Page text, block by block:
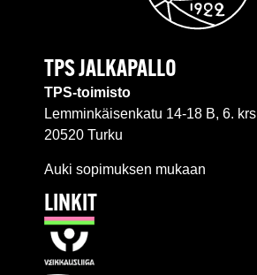
TPS JALKAPALLO
TPS-toimisto
Lemminkäisenkatu 14-18 B, 6. krs
20520 Turku
Auki sopimuksen mukaan
LINKIT